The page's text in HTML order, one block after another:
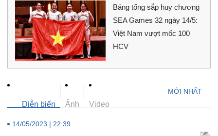
Bảng tổng sắp huy chương
SEA Games 32 ngày 14/5:
Việt Nam vượt mốc 100
HCV
Diễn biến Ảnh Video
14/05/2023 | 22:39